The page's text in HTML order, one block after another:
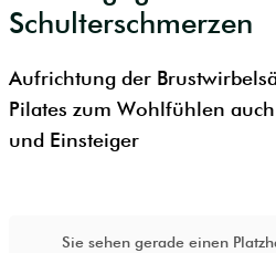
Schulterschmerzen
Aufrichtung der
Pilates zum Wohlfühlen
und Einsteiger
Sie sehen gerade einen